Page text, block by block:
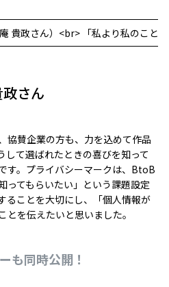
貴政さん）<br> 「私より私のこと
さん
協賛企業の方も、力を込めて作品
して選ばれたときの喜びを知って
す。プライバシーマークは、BtoB
ってもらいたい」という課題設定
ることを大切にし、「個人情報が
を伝えたいと思いました。
も同時公開！